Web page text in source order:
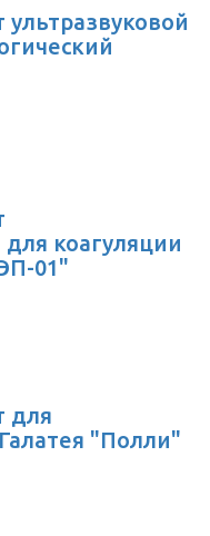
ультразвуковой
коагуляции
01"
для
"Полли"